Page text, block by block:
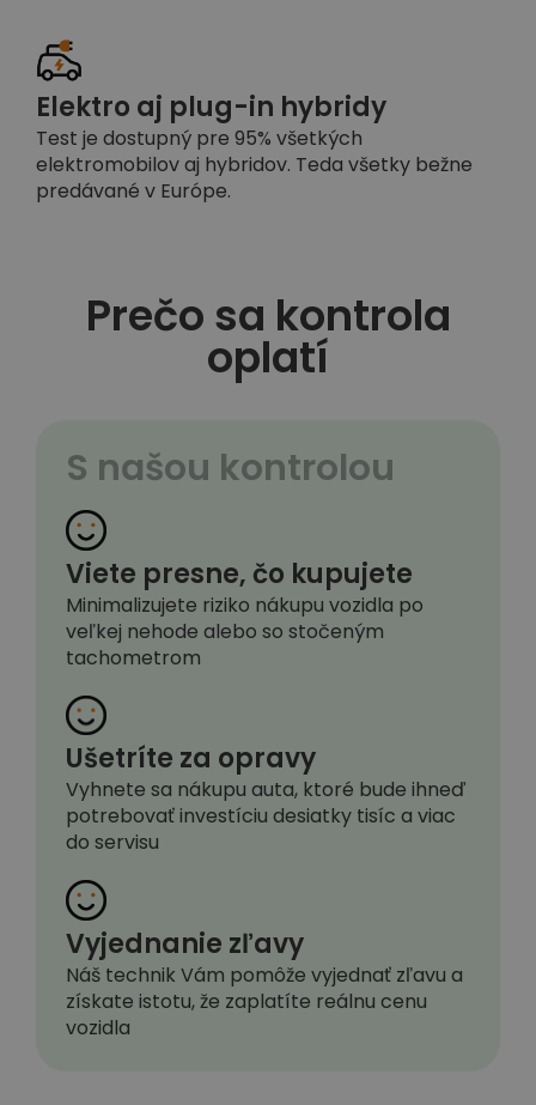
Elektro aj plug-in hybridy
Test je dostupný pre 95% všetkých
elektromobilov aj hybridov. Teda všetky bežne
predávané v Európe.
Prečo sa kontrola
oplatí
S našou kontrolou
Viete presne, čo kupujete
Minimalizujete riziko nákupu vozidla po
veľkej nehode alebo so stočeným
tachometrom
Ušetríte za opravy
Vyhnete sa nákupu auta, ktoré bude ihneď
potrebovať investíciu desiatky tisíc a viac
do servisu
Vyjednanie zľavy
Náš technik Vám pomôže vyjednať zľavu a
získate istotu, že zaplatíte reálnu cenu
vozidla